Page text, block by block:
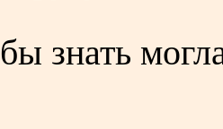
знать